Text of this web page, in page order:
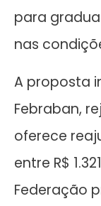
para
nas
A proposta
Febraban,
oferece
entre R$
Federação